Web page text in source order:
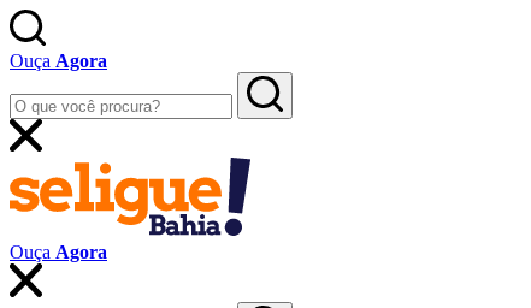
Ouça Agora
Ouça Agora